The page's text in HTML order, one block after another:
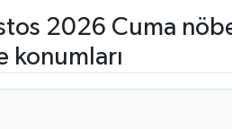
2026 Cuma
konumları